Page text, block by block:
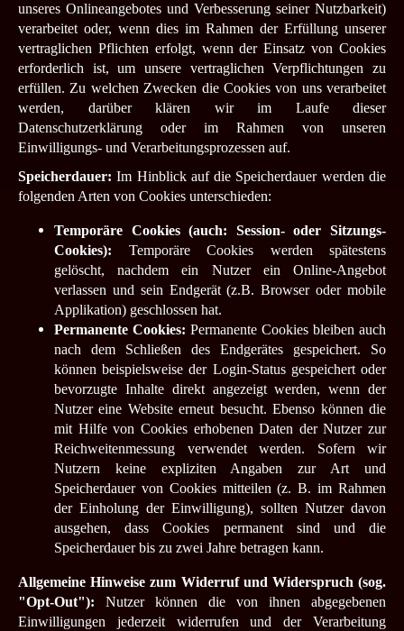
unseres Onlineangebotes und Verbesserung seiner Nutzbarkeit)
verarbeitet oder, wenn dies im Rahmen der Erfüllung unserer
vertraglichen Pflichten erfolgt, wenn der Einsatz von Cookies
erforderlich ist, um unsere vertraglichen Verpflichtungen zu
erfüllen. Zu welchen Zwecken die Cookies von uns verarbeitet
werden, darüber klären wir im Laufe dieser
Datenschutzerklärung oder im Rahmen von unseren
Einwilligungs- und Verarbeitungsprozessen auf.
Speicherdauer:Im Hinblick auf die Speicherdauer werden die
folgenden Arten von Cookies unterschieden:
Temporäre Cookies (auch: Session- oder Sitzungs-
Cookies): Temporäre Cookies werden spätestens
gelöscht, nachdem ein Nutzer ein Online-Angebot
verlassen und sein Endgerät (z.B. Browser oder mobile
Applikation) geschlossen hat.
Permanente Cookies: Permanente Cookies bleiben auch
nach dem Schließen des Endgerätes gespeichert. So
können beispielsweise der Login-Status gespeichert oder
bevorzugte Inhalte direkt angezeigt werden, wenn der
Nutzer eine Website erneut besucht. Ebenso können die
mit Hilfe von Cookies erhobenen Daten der Nutzer zur
Reichweitenmessung verwendet werden. Sofern wir
Nutzern keine expliziten Angaben zur Art und
Speicherdauer von Cookies mitteilen (z. B. im Rahmen
der Einholung der Einwilligung), sollten Nutzer davon
ausgehen, dass Cookies permanent sind und die
Speicherdauer bis zu zwei Jahre betragen kann.
Allgemeine Hinweise zum Widerruf und Widerspruch (sog.
"Opt-Out"): Nutzer können die von ihnen abgegebenen
Einwilligungen jederzeit widerrufen und der Verarbeitung